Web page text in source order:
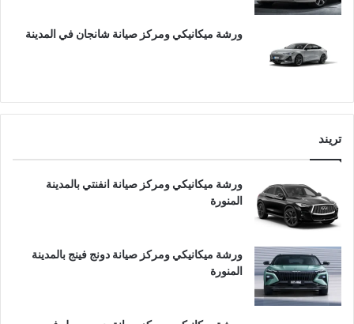
ورشة ميكانيكي ومركز صيانة شانجان في المدينة
تريند
ورشة ميكانيكي ومركز صيانة انفنتي بالمدينة
المنورة
ورشة ميكانيكي ومركز صيانة دونج فينج بالمدينة
المنورة